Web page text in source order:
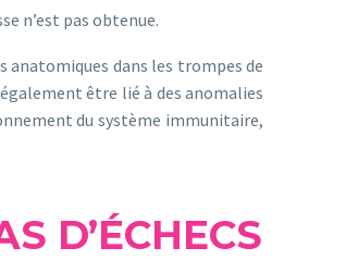
n’est pas obtenue.
anatomiques dans les trompes de
être lié à des anomalies
du système immunitaire,
D’ÉCHECS